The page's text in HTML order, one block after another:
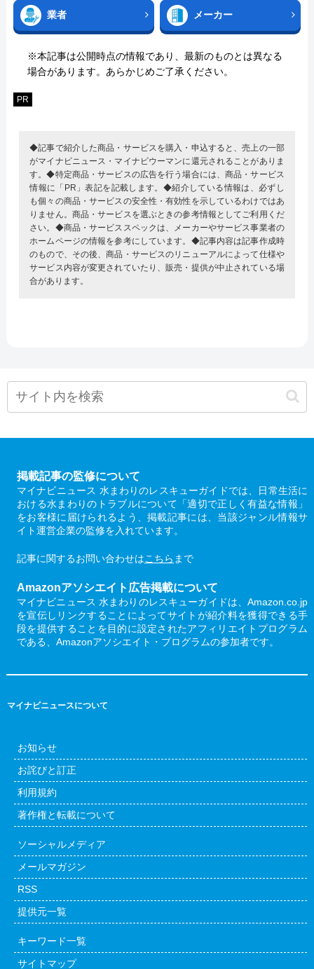
業者 メーカー
※本記事は公開時点の情報であり、最新のものとは異なる
場合があります。あらかじめご了承ください。
PR
◆記事で紹介した商品・サービスを購入・申込すると、売上の一部
がマイナビニュース・マイナビウーマンに還元されることがありま
す。◆特定商品・サービスの広告を行う場合には、商品・サービス
情報に「PR」表記を記載します。◆紹介している情報は、必ずし
も個々の商品・サービスの安全性・有効性を示しているわけではあ
りません。商品・サービスを選ぶときの参考情報としてご利用くだ
さい。◆商品・サービススペックは、メーカーやサービス事業者の
ホームページの情報を参考にしています。◆記事内容は記事作成時
のもので、その後、商品・サービスのリニューアルによって仕様や
サービス内容が変更されていたり、販売・提供が中止されている場
合があります。
掲載記事の監修について
マイナビニュース 水まわりのレスキューガイドでは、日常生活に
おける水まわりのトラブルについて「適切で正しく有益な情報」
をお客様に届けられるよう、掲載記事には、当該ジャンル情報サ
イト運営企業の監修を入れています。
記事に関するお問い合わせはこちら まで
Amazonアソシエイト広告掲載について
マイナビニュース 水まわりのレスキューガイドは、Amazon.co.jp
を宣伝しリンクすることによってサイトが紹介料を獲得できる手
段を提供することを目的に設定されたアフィリエイトプログラム
である、Amazonアソシエイト・プログラムの参加者です。
マイナビニュースについて
お知らせ
お詫びと訂正
利用規約
著作権と転載について
ソーシャルメディア
メールマガジン
RSS
提供元一覧
キーワード一覧
サイトマップ